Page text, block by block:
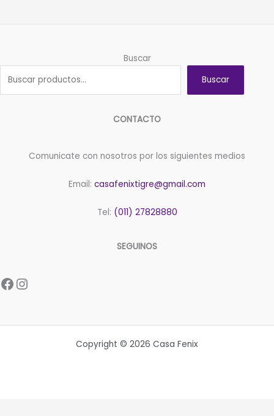
Buscar
Buscar
CONTACTO
Comunicate con nosotros por los siguientes medios
Email: casafenixtigre@gmail.com
Tel: (011) 27828880
SEGUINOS
Facebook
Instagram
Copyright © 2026 Casa Fenix